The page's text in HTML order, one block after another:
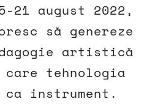
21 august 2022,
să genereze
artistică
care tehnologia
instrument.